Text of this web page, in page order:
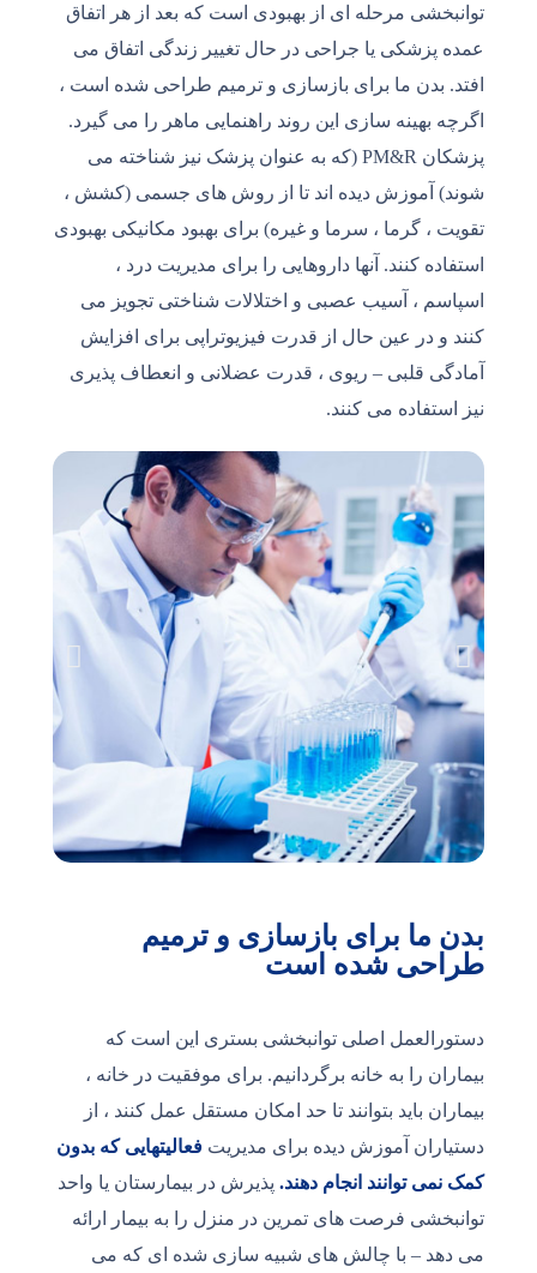
توانبخشی مرحله ای از بهبودی است که بعد از هر اتفاق
عمده پزشکی یا جراحی در حال تغییر زندگی اتفاق می
افتد. بدن ما برای بازسازی و ترمیم طراحی شده است ،
اگرچه بهینه سازی این روند راهنمایی ماهر را می گیرد.
پزشکان PM&R (که به عنوان پزشک نیز شناخته می
شوند) آموزش دیده اند تا از روش های جسمی (کشش ،
تقویت ، گرما ، سرما و غیره) برای بهبود مکانیکی بهبودی
استفاده کنند. آنها داروهایی را برای مدیریت درد ،
اسپاسم ، آسیب عصبی و اختلالات شناختی تجویز می
کنند و در عین حال از قدرت فیزیوتراپی برای افزایش
آمادگی قلبی – ریوی ، قدرت عضلانی و انعطاف پذیری
نیز استفاده می کنند.
بدن ما برای بازسازی و ترمیم
طراحی شده است
دستورالعمل اصلی توانبخشی بستری این است که
بیماران را به خانه برگردانیم. برای موفقیت در خانه ،
بیماران باید بتوانند تا حد امکان مستقل عمل کنند ، از
دستیاران آموزش دیده برای مدیریتفعالیتهایی که بدون
کمک نمی توانند انجام دهند. پذیرش در بیمارستان یا واحد
توانبخشی فرصت های تمرین در منزل را به بیمار ارائه
می دهد – با چالش های شبیه سازی شده ای که می